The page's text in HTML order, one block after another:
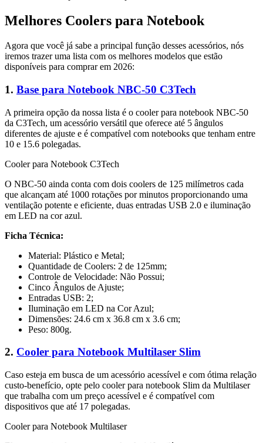
Melhores Coolers para Notebook
Agora que você já sabe a principal função desses acessórios, nós
iremos trazer uma lista com os melhores modelos que estão
disponíveis para comprar em 2026:
1. Base para Notebook NBC-50 C3Tech
A primeira opção da nossa lista é o cooler para notebook NBC-50
da C3Tech, um acessório versátil que oferece até 5 ângulos
diferentes de ajuste e é compatível com notebooks que tenham entre
10 e 15.6 polegadas.
Cooler para Notebook C3Tech
O NBC-50 ainda conta com dois coolers de 125 milímetros cada
que alcançam até 1000 rotações por minutos proporcionando uma
ventilação potente e eficiente, duas entradas USB 2.0 e iluminação
em LED na cor azul.
Ficha Técnica:
Material: Plástico e Metal;
Quantidade de Coolers: 2 de 125mm;
Controle de Velocidade: Não Possui;
Cinco Ângulos de Ajuste;
Entradas USB: 2;
Iluminação em LED na Cor Azul;
Dimensões: 24.6 cm x 36.8 cm x 3.6 cm;
Peso: 800g.
2. Cooler para Notebook Multilaser Slim
Caso esteja em busca de um acessório acessível e com ótima relação
custo-benefício, opte pelo cooler para notebook Slim da Multilaser
que trabalha com um preço acessível e é compatível com
dispositivos que até 17 polegadas.
Cooler para Notebook Multilaser